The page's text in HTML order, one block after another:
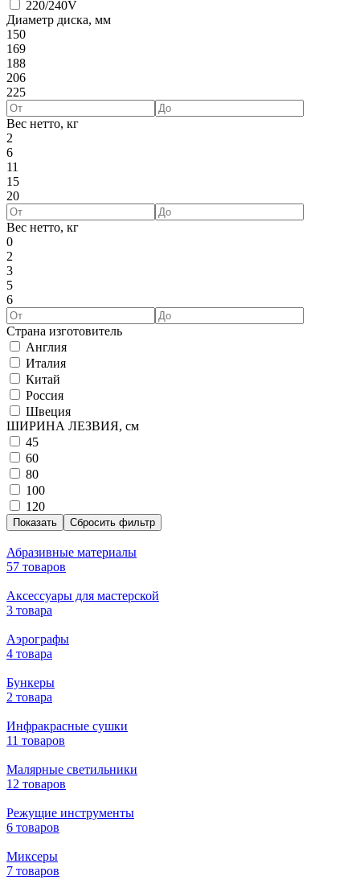
220/240V
Диаметр диска, мм
150
169
188
206
225
Вес нетто, кг
2
6
11
15
20
Вес нетто, кг
0
2
3
5
6
Страна изготовитель
Англия
Италия
Китай
Россия
Швеция
ШИРИНА ЛЕЗВИЯ, см
45
60
80
100
120
Абразивные материалы
57 товаров
Аксессуары для мастерской
3 товара
Аэрографы
4 товара
Бункеры
2 товара
Инфракрасные сушки
11 товаров
Малярные светильники
12 товаров
Режущие инструменты
6 товаров
Миксеры
7 товаров